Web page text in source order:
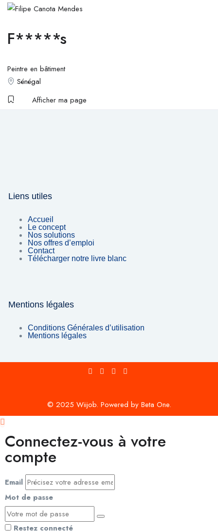
F*****s
Peintre en bâtiment
Sénégal
Afficher ma page
Liens utiles
Accueil
Le concept
Nos solutions
Nos offres d’emploi
Contact
Télécharger notre livre blanc
Mentions légales
Conditions Générales d’utilisation
Mentions légales
© 2025 Wiijob. Powered by Beta One.
Connectez-vous à votre
compte
Email
Mot de passe
Restez connecté